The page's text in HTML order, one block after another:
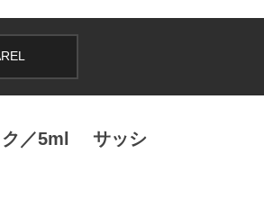
ク／5ml サッシ